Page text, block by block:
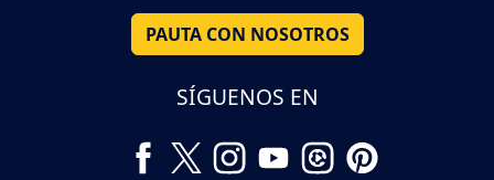
PAUTA CON NOSOTROS
SÍGUENOS EN